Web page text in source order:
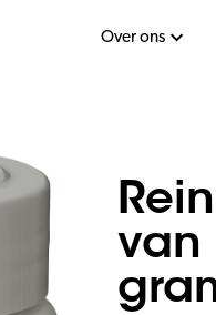
Over ons
van